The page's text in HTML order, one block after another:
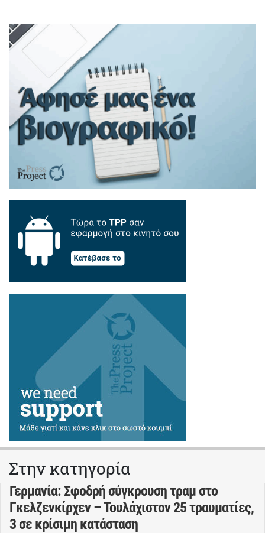
Στην κατηγορία
Γερμανία: Σφοδρή σύγκρουση τραμ στο
Γκελζενκίρχεν – Τουλάχιστον 25 τραυματίες,
3 σε κρίσιμη κατάσταση